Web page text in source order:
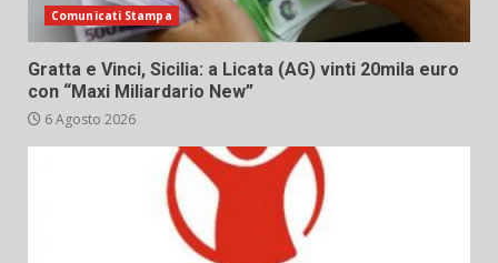
Comunicati Stampa
Gratta e Vinci, Sicilia: a Licata (AG) vinti 20mila euro
con “Maxi Miliardario New”
6 Agosto 2026